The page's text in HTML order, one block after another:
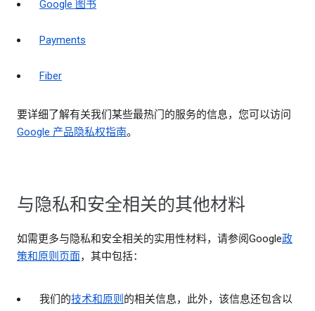
Google 图书
Payments
Fiber
要详细了解有关我们某些最热门的服务的信息，您可以访问
Google 产品隐私权指南。
与隐私和安全相关的其他材料
如需更多与隐私和安全相关的实用性材料，请参阅Google政
策和原则页面，其中包括：
我们的技术和原则 的相关信息，此外，该信息还包含以